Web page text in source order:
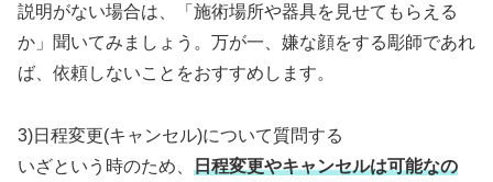
説明がない場合は、「施術場所や器具を見せてもらえる
か」聞いてみましょう。万が一、嫌な顔をする彫師であれ
ば、依頼しないことをおすすめします。
3)日程変更(キャンセル)について質問する
いざという時のため、 日程変更やキャンセルは可能なの